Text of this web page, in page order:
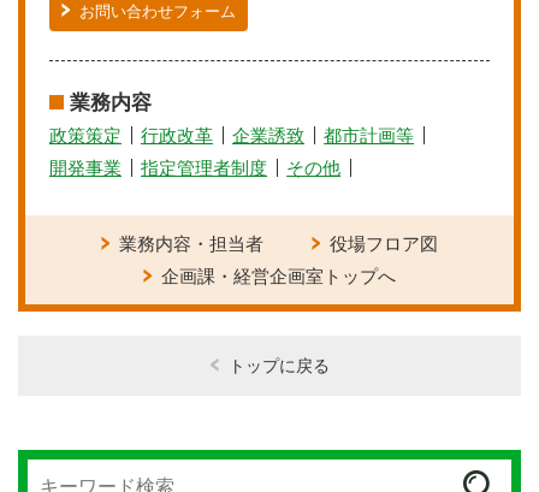
お問い合わせフォーム
業務内容
政策策定 行政改革 企業誘致
都市計画等
開発事業
指定管理者制度 その他
業務内容・担当者
役場フロア図
企画課・経営企画室トップへ
トップに戻る